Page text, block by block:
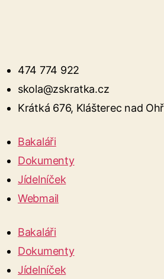
474 774 922
skola@zskratka.cz
Krátká 676, Klášterec nad
Bakaláři
Dokumenty
Jídelníček
Webmail
Bakaláři
Dokumenty
Jídelníček